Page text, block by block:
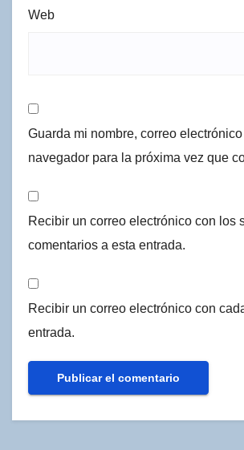
Web
Guarda mi nombre, correo
navegador para la próxima vez que
Recibir un correo electrónico con los
comentarios a esta entrada.
Recibir un correo electrónico con
entrada.